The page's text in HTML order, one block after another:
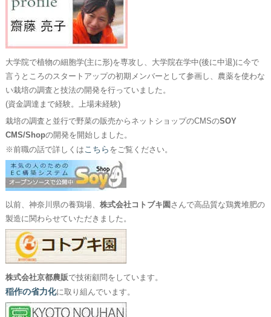
大学院で植物の細胞学(主に形)を専攻し、大学院在学中(後に中退)に今で
言うところのスタートアップの初期メンバーとして参画し、農薬を使わな
い栽培の調査と技法の開発を行っていました。
(資金調達まで経験。上場未経験)
栽培の調査と並行で野菜の販売からネットショップのCMSのSOY
CMS/Shopの開発を開始しました。
※前職の話で詳しくは こちら をご覧ください。
以前、神奈川県の養鶏場、 株式会社コトブキ園 さんで高品質な鶏糞堆肥の
製造に関わらせていただきました。
株式会社京都農販で技術顧問をしています。
稲作の省力化に取り組んでいます。